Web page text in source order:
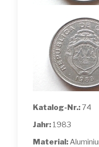
Katalog-Nr.:74
Jahr: 1983
Material: